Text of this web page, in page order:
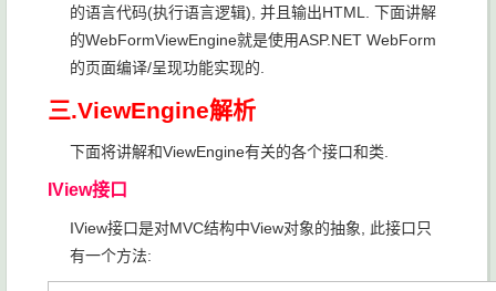
的语言代码(执行语言逻辑), 并且输出HTML. 下面讲解
的WebFormViewEngine就是使用ASP.NET WebForm
的页面编译/呈现功能实现的.
三.ViewEngine解析
下面将讲解和ViewEngine有关的各个接口和类.
IView接口
IView接口是对MVC结构中View对象的抽象, 此接口只
有一个方法: